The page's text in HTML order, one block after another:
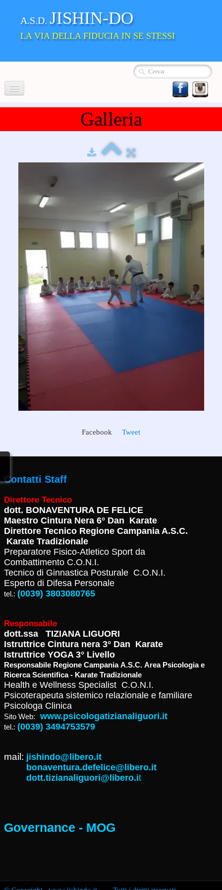
A.S.D. JISHIN-DO
LA VIA DELLA FIDUCIA IN SE STESSI
Home
Dove siamo
Galleria
Facebook Tweet
Contatti Staff
Direttore Tecnico
dott. BONAVENTURA DE FELICE
Maestro Cintura Nera 6° Dan Karate
Direttore Tecnico Regione Campania A.S.C.
Karate Tradizionale
Preparatore Fisico-Atletico Sport da
Combattimento C.O.N.I.
Tecnico di Ginnastica Posturale C.O.N.I.
Esperto di Difesa Personale
tel.: (0039) 3803080765
Responsabile
dott.ssa TIZIANA LIGUORI
Istruttrice Cintura nera 3° Dan Karate
Istruttrice YOGA 3° Livello
Responsabile Regione Campania A.S.C. Area Psicologia e
Ricerca Scientifica - Karate Tradizionale
Health e Wellness Specialist C.O.N.I.
Psicoterapeuta sistemico relazionale e familiare
Psicologa Clinica
Sito Web: www.psicologatizianaliguori.it
tel.: (0039) 3494753579
mail: jishindo@libero.it
bonaventura.defelice@libero.it
dott.tizianaliguori@libero.it
Governance - MOG